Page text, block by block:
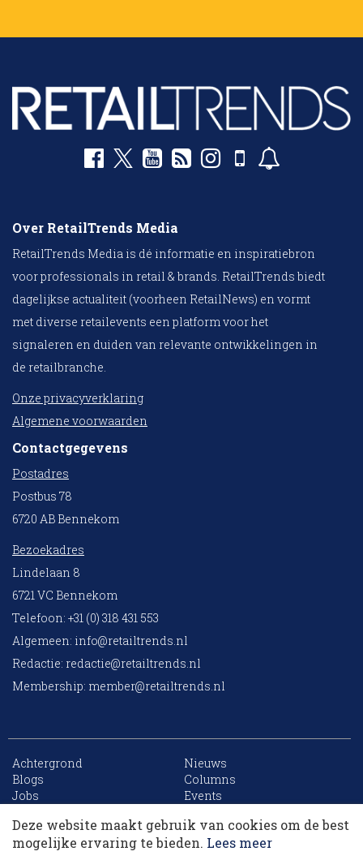
Over RetailTrends Media
RetailTrends Media is dé informatie en inspiratiebron
voor professionals in retail & brands. RetailTrends biedt
dagelijkse actualiteit (voorheen RetailNews) en vormt
met diverse retailevents een platform voor het
signaleren en duiden van relevante ontwikkelingen in
de retailbranche.
Onze privacyverklaring
Algemene voorwaarden
Contactgegevens
Postadres
Postbus 78
6720 AB Bennekom
Bezoekadres
Lindelaan 8
6721 VC Bennekom
Telefoon: +31 (0) 318 431 553
Algemeen: info@retailtrends.nl
Redactie: redactie@retailtrends.nl
Membership: member@retailtrends.nl
Achtergrond
Nieuws
Blogs
Columns
Jobs
Events
Archief
Sitemap
Deze website maakt gebruik van cookies om de best
mogelijke ervaring te bieden. Lees meer
10 collega’s
Korting op events